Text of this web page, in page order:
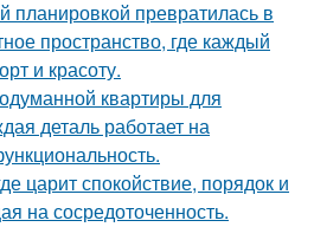
планировкой превратилась в
пространство, где каждый
и красоту.
квартиры для
деталь работает на
царит спокойствие, порядок и
на сосредоточенность.